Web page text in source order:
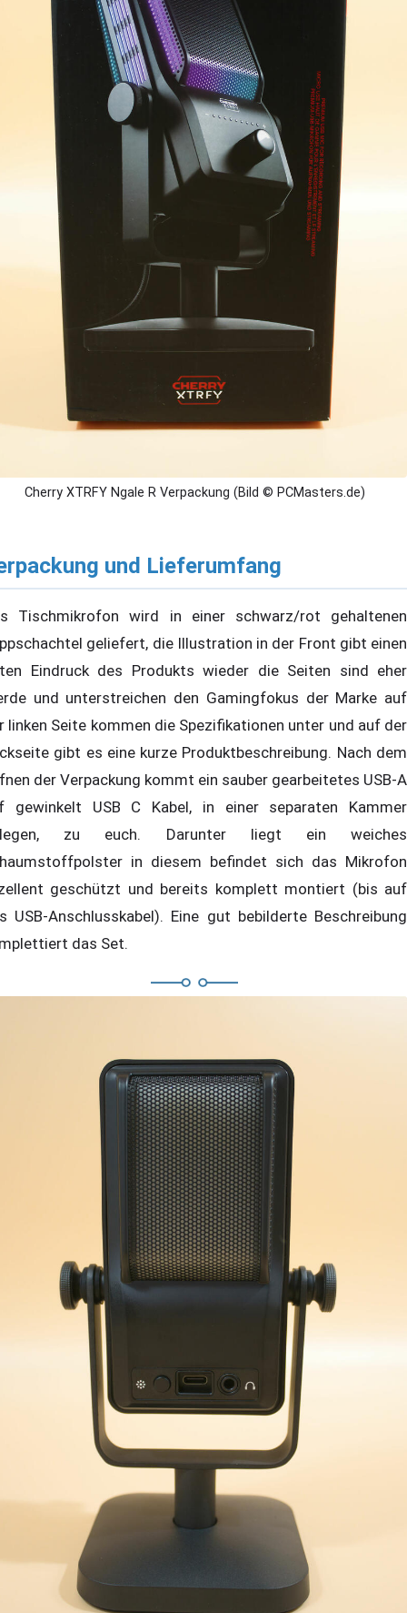
Cherry XTRFY Ngale R Verpackung (Bild © PCMasters.de)
und Lieferumfang
Tischmikrofon wird in einer schwarz/rot gehaltenen
geliefert, die Illustration in der Front gibt einen
Eindruck des Produkts wieder die Seiten sind eher
und unterstreichen den Gamingfokus der Marke auf
linken Seite kommen die Spezifikationen unter und auf der
gibt es eine kurze Produktbeschreibung. Nach dem
der Verpackung kommt ein sauber gearbeitetes USB-A
gewinkelt USB C Kabel, in einer separaten Kammer
zu euch. Darunter liegt ein weiches
in diesem befindet sich das Mikrofon
geschützt und bereits komplett montiert (bis auf
USB-Anschlusskabel). Eine gut bebilderte Beschreibung
das Set.